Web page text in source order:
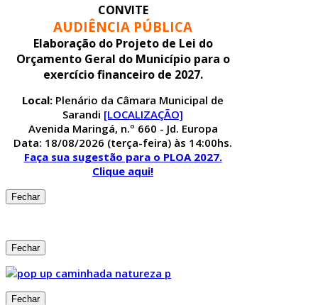
CONVITE
AUDIÊNCIA PÚBLICA
Elaboração do Projeto de Lei do
Orçamento Geral do Município para o
exercício financeiro de 2027.
Local: Plenário da Câmara Municipal de
Sarandi [LOCALIZAÇÃO]
Avenida Maringá, n.º 660 - Jd. Europa
Data: 18/08/2026 (terça-feira) às 14:00hs.
Faça sua sugestão para o PLOA 2027.
Clique aqui!
Fechar
Fechar
Fechar